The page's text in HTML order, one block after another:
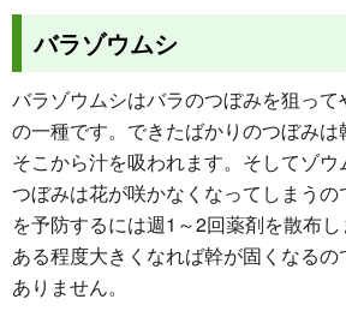
バラゾウムシ
バラゾウムシはバラのつぼみを狙っ
の一種です。できたばかりのつぼみは
そこから汁を吸われます。そしてゾ
つぼみは花が咲かなくなってしまう
を予防するには週1～2回薬剤を散布
ある程度大きくなれば幹が固くなる
ありません。